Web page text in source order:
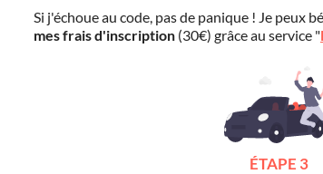
Si j'échoue au code, pas de panique ! Je peux
mes frais d'inscription (30€) grâce au service "
ÉTAPE 3